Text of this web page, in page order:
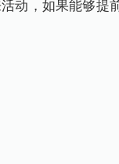
动，如果能够提